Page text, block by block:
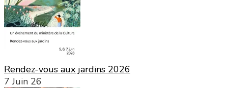
Rendez-vous aux jardins 2026
7 Juin 26